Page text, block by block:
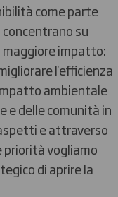
come parte
su
maggiore impatto:
l'efficienza
ambientale
e delle comunità in
e attraverso
vogliamo
di aprire la